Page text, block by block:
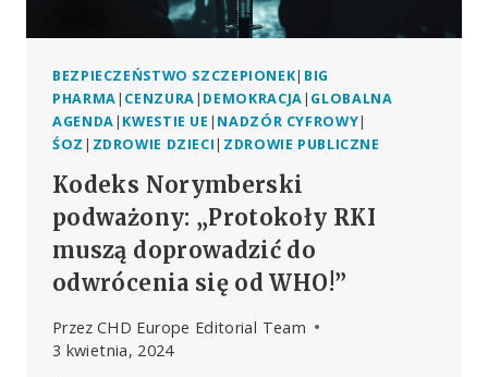
BEZPIECZEŃSTWO SZCZEPIONEK| BIG
PHARMA| CENZURA| DEMOKRACJA| GLOBALNA
AGENDA| KWESTIE UE | NADZÓR CYFROWY|
ŚOZ | ZDROWIE DZIECI| ZDROWIE PUBLICZNE
Kodeks Norymberski
podważony: „Protokoły RKI
muszą doprowadzić do
odwrócenia się od WHO!”
Przez CHD Europe Editorial Team
3 kwietnia, 2024